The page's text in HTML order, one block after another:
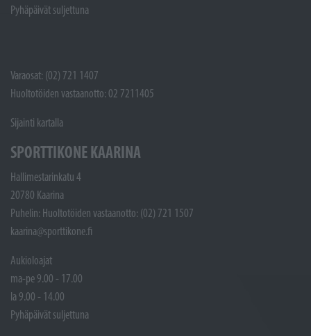
Pyhäpäivät suljettuna
Varaosat: (02) 721 1407
Huoltotöiden vastaanotto: 02 7211405
Sijainti kartalla
SPORTTIKONE KAARINA
Hallimestarinkatu 4
20780 Kaarina
Puhelin: Huoltotöiden vastaanotto: (02) 721 1507
kaarina@sporttikone.fi
Aukioloajat
ma-pe 9.00 - 17.00
la 9.00 - 14.00
Pyhäpäivät suljettuna